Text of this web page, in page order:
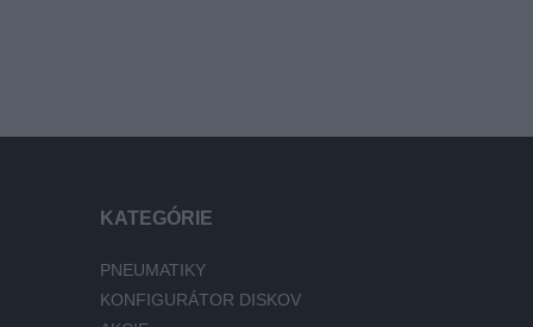
KATEGÓRIE
PNEUMATIKY
KONFIGURÁTOR DISKOV